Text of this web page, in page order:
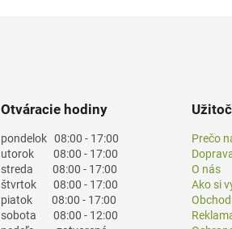
Otváracie hodiny
pondelok 08:00 - 17:00
utorok 08:00 - 17:00
streda 08:00 - 17:00
štvrtok 08:00 - 17:00
piatok 08:00 - 17:00
sobota 08:00 - 12:00
Prečo
O nás
Ako si